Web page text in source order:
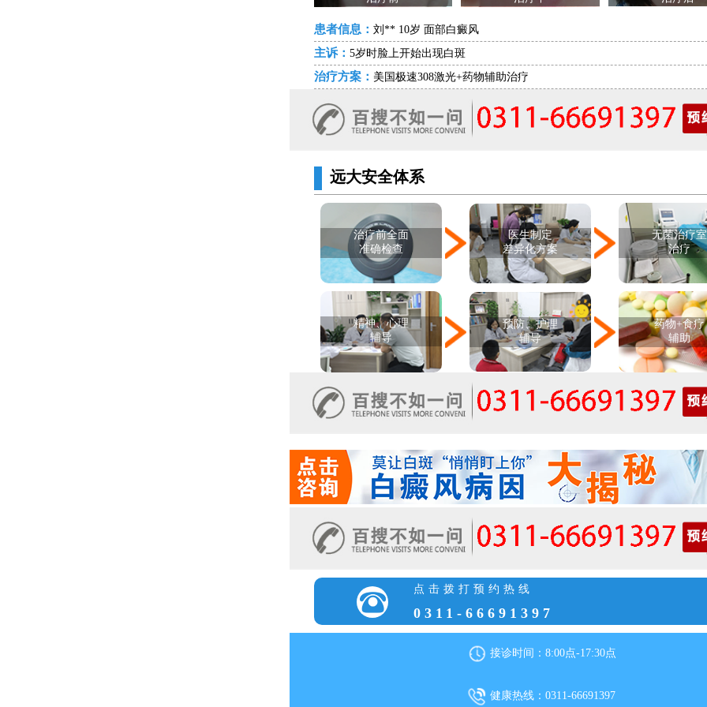
患者信息： 刘** 10岁 面部白癜风
主诉： 5岁时脸上开始出现白斑
治疗方案： 美国极速308激光+药物辅助治疗
远大安全体系
治疗前全面
准确检查
医生制定
差异化方案
无菌治疗室
治疗
精神、心理
辅导
预防、护理
辅导
药物+食疗
辅助
点击拨打预约热线
0311-66691397
接诊时间：8:00点-17:30点
健康热线：0311-66691397